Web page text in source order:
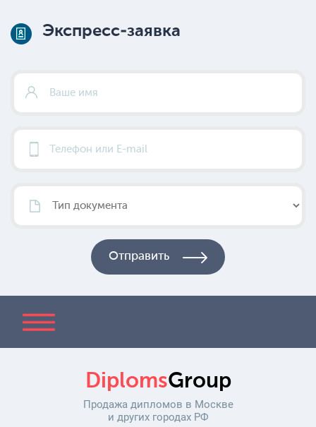
Экспресс-заявка
DiplomsGroup
Продажа дипломов в Москве
и других городах РФ